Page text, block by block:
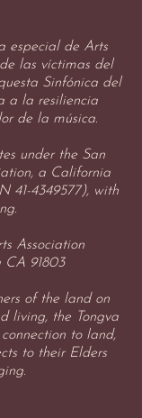
especial de Arts
las víctimas del
Sinfónica del
a la resiliencia
de la música.
under the San
a California
41-4349577), with
Association
CA 91803
of the land on
living, the Tongva
to land,
to their Elders